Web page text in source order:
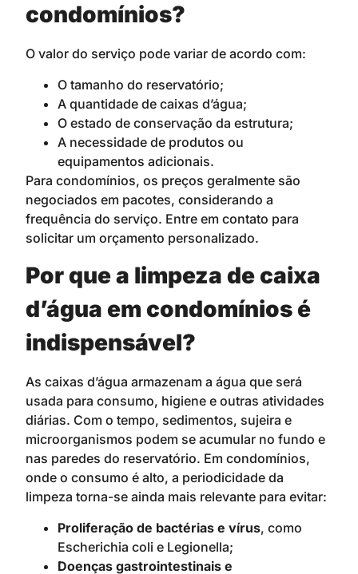
condomínios?
O valor do serviço pode variar de acordo com:
O tamanho do reservatório;
A quantidade de caixas d’água;
O estado de conservação da estrutura;
A necessidade de produtos ou
equipamentos adicionais.
Para condomínios, os preços geralmente são
negociados em pacotes, considerando a
frequência do serviço. Entre em contato para
solicitar um orçamento personalizado.
Por que a limpeza de caixa
d’água em condomínios é
indispensável?
As caixas d’água armazenam a água que será
usada para consumo, higiene e outras atividades
diárias. Com o tempo, sedimentos, sujeira e
microorganismos podem se acumular no fundo e
nas paredes do reservatório. Em condomínios,
onde o consumo é alto, a periodicidade da
limpeza torna-se ainda mais relevante para evitar:
Proliferação de bactérias e vírus, como
Escherichia coli e Legionella;
Doenças gastrointestinais e